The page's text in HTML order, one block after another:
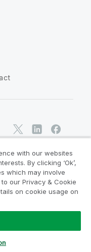
AB. Tous
with our websites
By clicking ‘Ok’,
which may involve
our Privacy & Cookie
on cookie usage on